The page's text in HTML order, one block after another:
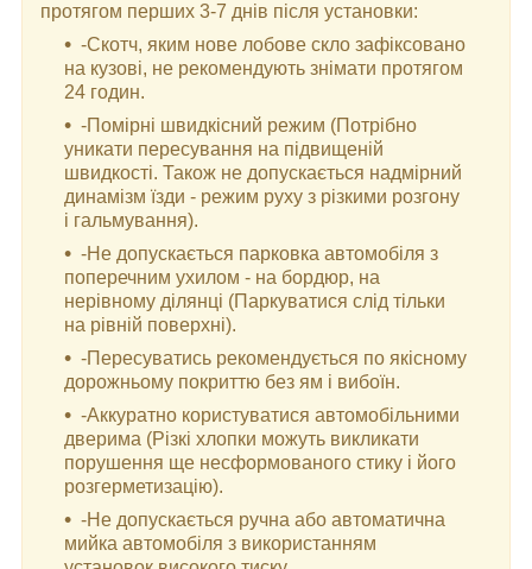
протягом перших 3-7 днів після установки:
-Скотч, яким нове лобове скло зафіксовано
на кузові, не рекомендують знімати протягом
24 годин.
-Помірні швидкісний режим (Потрібно
уникати пересування на підвищеній
швидкості. Також не допускається надмірний
динамізм їзди - режим руху з різкими розгону
і гальмування).
-Не допускається парковка автомобіля з
поперечним ухилом - на бордюр, на
нерівному ділянці (Паркуватися слід тільки
на рівній поверхні).
-Пересуватись рекомендується по якісному
дорожньому покриттю без ям і вибоїн.
-Аккуратно користуватися автомобільними
дверима (Різкі хлопки можуть викликати
порушення ще несформованого стику і його
розгерметизацію).
-Не допускається ручна або автоматична
мийка автомобіля з використанням